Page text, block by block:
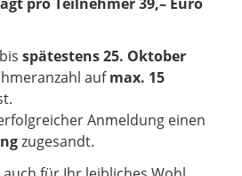
spätestens 25. Oktober
aufmax. 15
Anmeldung einen
zugesandt.